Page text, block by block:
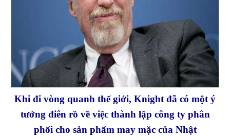
Khi đi vòng quanh thế giới, Knight đã có một ý
tưởng điên rồ về việc thành lập công ty phân
phối cho sản phẩm may mặc của Nhật